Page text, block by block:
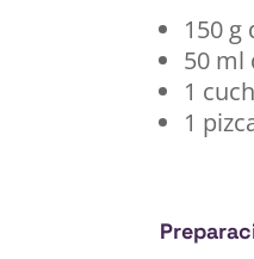
150 g
50 ml
1
1